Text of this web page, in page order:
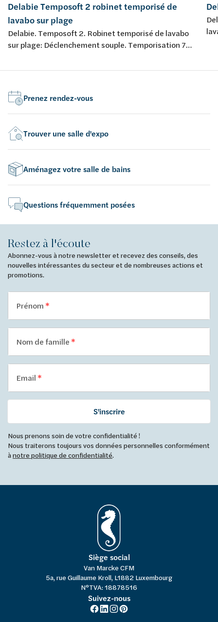
Delabie Temposoft 2 robinet temporisé de
lavabo sur plage
Delabie. Temposoft 2. Robinet temporisé de lavabo
sur plage: Déclenchement souple. Temporisation 7
6 l/min. Brise-jet antitartre inviolable. Corps en laiton
avec un repère bleu et un repère rouge
en
Prenez rendez-vous
Trouver une salle d'expo
Aménagez votre salle de bains
Questions fréquemment posées
Restez à l'écoute
Abonnez-vous à notre newsletter et recevez des conseils, des
nouvelles intéressantes du secteur et de nombreuses actions et
promotions.
Prénom
Nom de famille
Email
S'inscrire
Nous prenons soin de votre confidentialité !
Nous traiterons toujours vos données personnelles conformément
ànotre politique de confidentialité.
Siège social
Van Marcke CFM
5a, rue Guillaume Kroll, L1882 Luxembourg
N°TVA: 18878516
Suivez-nous